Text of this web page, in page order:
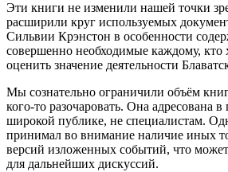
Эти книги не изменили нашей точки
расширили круг используемых
Сильвии Крэнстон в особенности
совершенно необходимые каждому, кто
оценить значение деятельности
Мы сознательно ограничили объём
кого-то разочаровать. Она адресована
широкой публике, не специалистам.
принимал во внимание наличие иных
версий изложенных событий, что
для дальнейших дискуссий.